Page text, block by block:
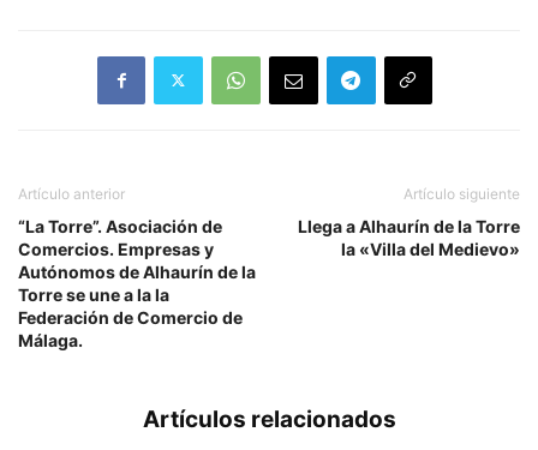
Artículo anterior
“La Torre”. Asociación de
Comercios. Empresas y
Autónomos de Alhaurín de la
Torre se une a la la
Federación de Comercio de
Málaga.
Artículo siguiente
Llega a Alhaurín de la Torre
la «Villa del Medievo»
Artículos relacionados